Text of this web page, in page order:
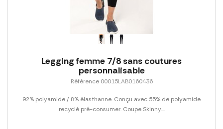
Legging femme 7/8 sans coutures
personnalisable
Référence 00015LAB0160436
92% polyamide / 8% élasthanne. Conçu avec 55% de polyamide
recyclé pré-consumer. Coupe Skinny....